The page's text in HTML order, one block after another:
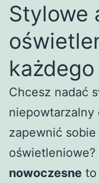
Stylowe
Chcesz nadać
niepowtarzalny
zapewnić
oświetleniowe?
nowoczesne to